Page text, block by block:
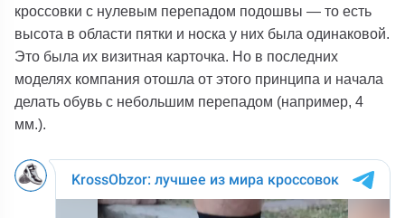
кроссовки с нулевым перепадом подошвы — то есть
высота в области пятки и носка у них была одинаковой.
Это была их визитная карточка. Но в последних
моделях компания отошла от этого принципа и начала
делать обувь с небольшим перепадом (например, 4
мм.).